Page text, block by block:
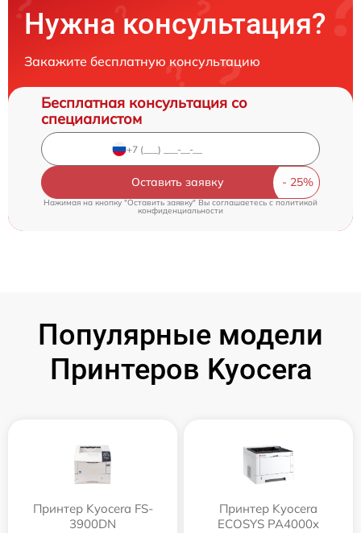
Нужна консультация?
Закажите бесплатную консультацию
Бесплатная консультация со
специалистом
Оставить заявку
Нажимая на кнопку "Оставить заявку" Вы соглашаетесь c политикой
конфиденциальности
Популярные модели
Принтеров Kyocera
Принтер Kyocera FS-
3900DN
Принтер Kyocera
ECOSYS PA4000x